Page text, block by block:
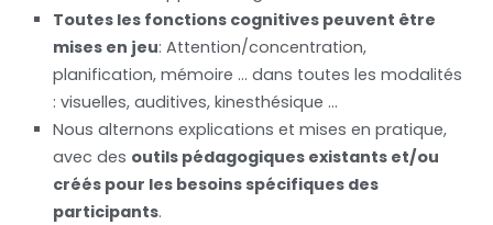
Toutes les fonctions cognitives peuvent être
mises en jeu: Attention/concentration,
planification, mémoire … dans toutes les modalités
: visuelles, auditives, kinesthésique …
Nous alternons explications et mises en pratique,
avec des outils pédagogiques existants et/ou
créés pour les besoins spécifiques des
participants.